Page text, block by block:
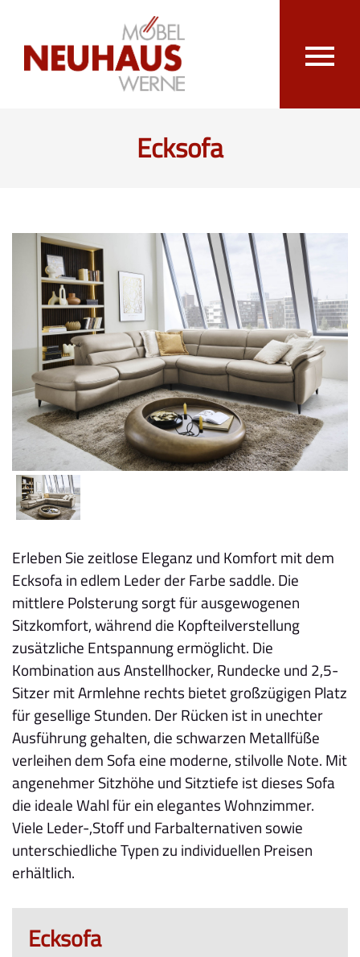
Ecksofa
Erleben Sie zeitlose Eleganz und Komfort mit dem
Ecksofa in edlem Leder der Farbe saddle. Die
mittlere Polsterung sorgt für ausgewogenen
Sitzkomfort, während die Kopfteilverstellung
zusätzliche Entspannung ermöglicht. Die
Kombination aus Anstellhocker, Rundecke und 2,5-
Sitzer mit Armlehne rechts bietet großzügigen Platz
für gesellige Stunden. Der Rücken ist in unechter
Ausführung gehalten, die schwarzen Metallfüße
verleihen dem Sofa eine moderne, stilvolle Note. Mit
angenehmer Sitzhöhe und Sitztiefe ist dieses Sofa
die ideale Wahl für ein elegantes Wohnzimmer.
Viele Leder-,Stoff und Farbalternativen sowie
unterschiedliche Typen zu individuellen Preisen
erhältlich.
Ecksofa